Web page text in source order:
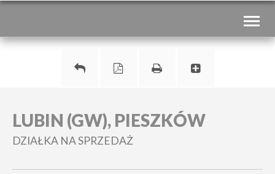
LUBIN (GW), PIESZKÓW
DZIAŁKA NA SPRZEDAŻ